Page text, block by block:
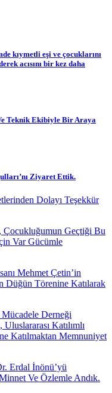
kıymetli eşi ve çocuklarını
acısını bir kez daha
Teknik Ekibiyle Bir Araya
Ziyaret Ettik.
Dolayı Teşekkür
Çocukluğumun Geçtiği Bu
Var Gücümle
Mehmet Çetin’in
Düğün Törenine Katılarak
Mücadele Derneği
Katılımlı
Katılmaktan Memnuniyet
Erdal İnönü’yü
Ve Özlemle Andık.